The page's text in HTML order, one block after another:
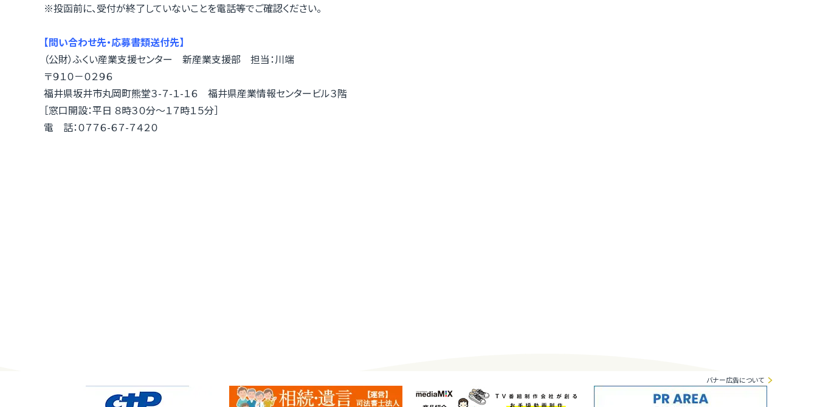
※投函前に、受付が終了していないことを電話等でご確認ください。
【問い合わせ先・応募書類送付先】
（公財）ふくい産業支援センター 新産業支援部 担当：川端
〒９１０－０２９６
福井県坂井市丸岡町熊堂３-７-１-１６ 福井県産業情報センタービル３階
［窓口開設：平日 ８時３０分～１７時１５分］
電 話：０７７６-６７-７４２０
バナー広告について